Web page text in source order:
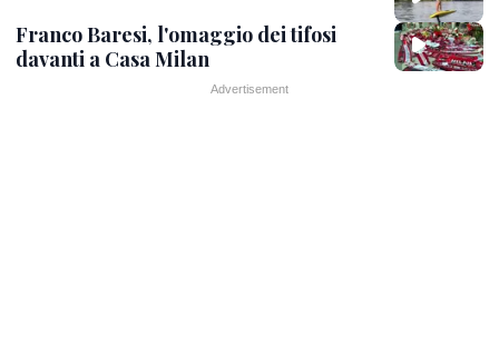
Franco Baresi, l'omaggio dei tifosi
davanti a Casa Milan